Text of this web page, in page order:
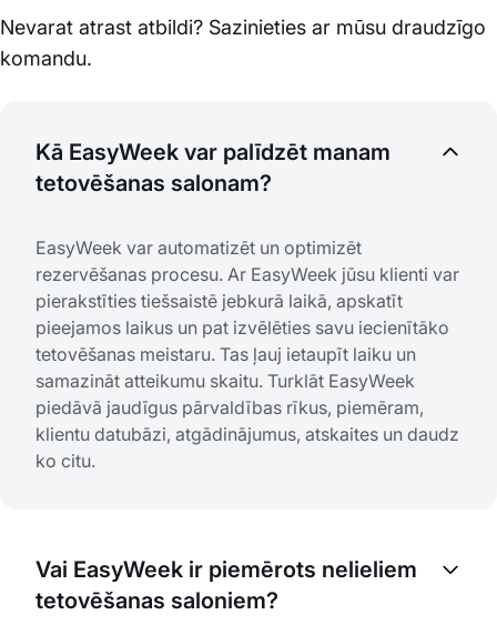
Nevarat atrast atbildi? Sazinieties ar mūsu draudzīgo
komandu.
Kā EasyWeek var palīdzēt manam
tetovēšanas salonam?
EasyWeek var automatizēt un optimizēt
rezervēšanas procesu. Ar EasyWeek jūsu klienti var
pierakstīties tiešsaistē jebkurā laikā, apskatīt
pieejamos laikus un pat izvēlēties savu iecienītāko
tetovēšanas meistaru. Tas ļauj ietaupīt laiku un
samazināt atteikumu skaitu. Turklāt EasyWeek
piedāvā jaudīgus pārvaldības rīkus, piemēram,
klientu datubāzi, atgādinājumus, atskaites un daudz
ko citu.
Vai EasyWeek ir piemērots nelieliem
tetovēšanas saloniem?